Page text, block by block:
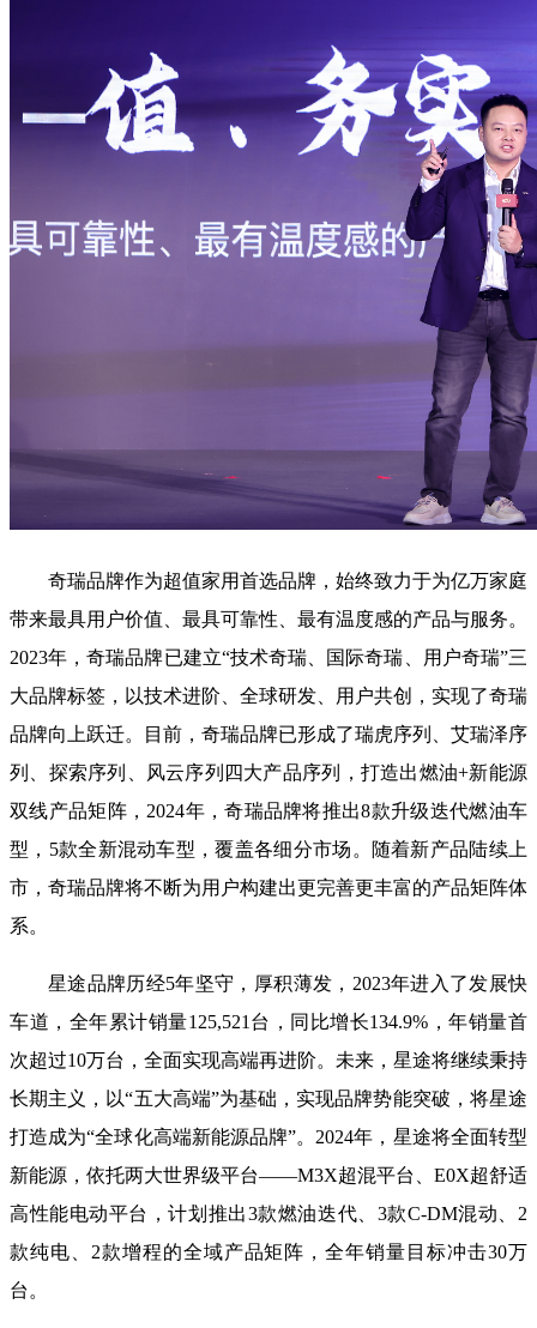
奇瑞品牌作为超值家用首选品牌，始终致力于为亿万家庭
带来最具用户价值、最具可靠性、最有温度感的产品与服务。
2023年，奇瑞品牌已建立“技术奇瑞、国际奇瑞、用户奇瑞”三
大品牌标签，以技术进阶、全球研发、用户共创，实现了奇瑞
品牌向上跃迁。目前，奇瑞品牌已形成了瑞虎序列、艾瑞泽序
列、探索序列、风云序列四大产品序列，打造出燃油+新能源
双线产品矩阵，2024年，奇瑞品牌将推出8款升级迭代燃油车
型，5款全新混动车型，覆盖各细分市场。随着新产品陆续上
市，奇瑞品牌将不断为用户构建出更完善更丰富的产品矩阵体
系。
星途品牌历经5年坚守，厚积薄发，2023年进入了发展快
车道，全年累计销量125,521台，同比增长134.9%，年销量首
次超过10万台，全面实现高端再进阶。未来，星途将继续秉持
长期主义，以“五大高端”为基础，实现品牌势能突破，将星途
打造成为“全球化高端新能源品牌”。2024年，星途将全面转型
新能源，依托两大世界级平台——M3X超混平台、E0X超舒适
高性能电动平台，计划推出3款燃油迭代、3款C-DM混动、2
款纯电、2款增程的全域产品矩阵，全年销量目标冲击30万
台。